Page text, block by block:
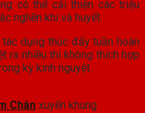
có thể cải thiện các triệu
nghẽn khí và huyết.
dụng thúc đẩy tuần hoàn
ra nhiều thì không thích hợp
kỳ kinh nguyệt.
Chân xuyến khung